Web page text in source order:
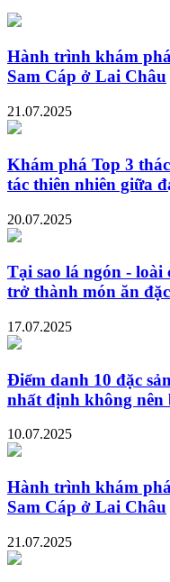
Hành trình khám
Sam Cáp ở Lai Châu
21.07.2025
Khám phá Top 3
tác thiên nhiên giữa
20.07.2025
Tại sao lá ngón - loài
trở thành món ăn
17.07.2025
Điểm danh 10 đặc
nhất định không nên
10.07.2025
Hành trình khám
Sam Cáp ở Lai Châu
21.07.2025